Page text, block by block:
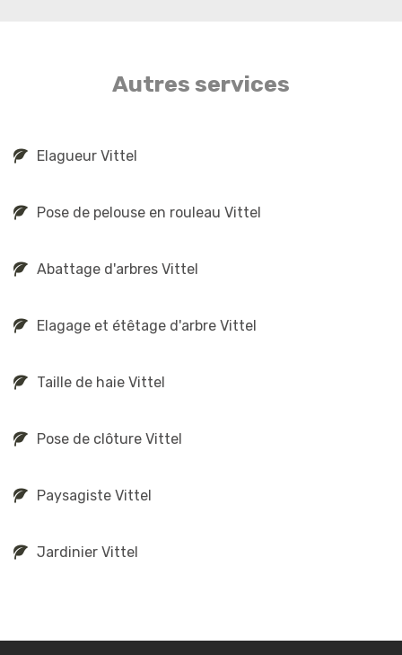
Autres services
Elagueur Vittel
Pose de pelouse en rouleau Vittel
Abattage d'arbres Vittel
Elagage et étêtage d'arbre Vittel
Taille de haie Vittel
Pose de clôture Vittel
Paysagiste Vittel
Jardinier Vittel